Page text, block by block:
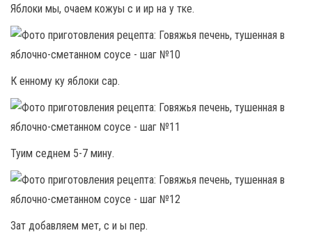
Яблоки мы, очаем кожуы с и ир на у тке.
К енному ку яблоки сар.
Туим седнем 5-7 мину.
Зат добавляем мет, с и ы пер.